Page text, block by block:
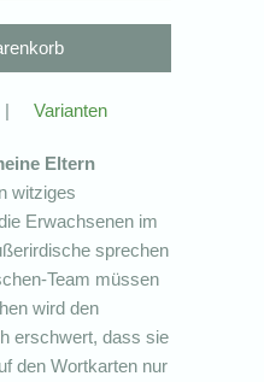
| Varianten
Eltern
witziges
Erwachsenen im
sprechen
Team müssen
wird den
erschwert, dass sie
den Wortkarten nur